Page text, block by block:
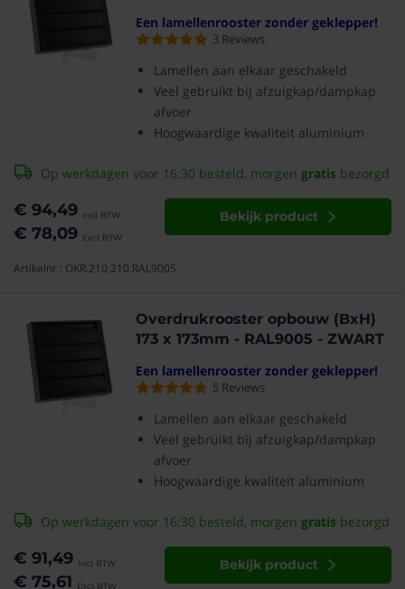
Een lamellenrooster zonder geklepper!
3 Reviews
Lamellen aan elkaar geschakeld
Veel gebruikt bij afzuigkap/dampkap
afvoer
Hoogwaardige kwaliteit aluminium
€ 94,49
€ 78,09
Op werkdagen voor 16:30 besteld, morgen gratis bezorgd
Bekijk product
Artikelnr.: OKR.210.210.RAL9005
Overdrukrooster opbouw (BxH)
173 x 173mm - RAL9005 - ZWART
Een lamellenrooster zonder geklepper!
5 Reviews
Lamellen aan elkaar geschakeld
Veel gebruikt bij afzuigkap/dampkap
afvoer
Hoogwaardige kwaliteit aluminium
€ 91,49
€ 75,61
Op werkdagen voor 16:30 besteld, morgen gratis bezorgd
Bekijk product